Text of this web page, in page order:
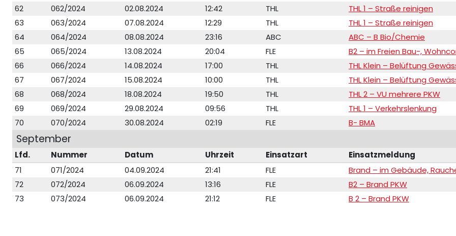
62
062/2024 02.08.2024 12:42 THL
THL 1 – Straße reinigen
63
063/2024 07.08.2024 12:29 THL
THL 1 – Straße reinigen
64
064/2024 08.08.2024 23:16 ABC
ABC – B Bio/Chemie
65
065/2024 13.08.2024 20:04 FLE
B2 – im Freien Bau-,
66
066/2024 14.08.2024 17:00 THL
THL Klein – Belüftung
67
067/2024 15.08.2024 10:00 THL
THL Klein – Belüftung
68
068/2024 18.08.2024 19:50 THL
THL 2 – VU mehrere PKW
69
069/2024 29.08.2024 09:56 THL
THL 1 – Verkehrslenkung
70
070/2024 30.08.2024 02:19 FLE B- BMA
September
Lfd. Nummer Datum Uhrzeit Einsatzart
Einsatzmeldung
71
071/2024 04.09.2024 21:41 FLE
Brand – im Gebäude,
72
072/2024 06.09.2024 13:16 FLE
B2 – Brand PKW
73
073/2024 06.09.2024 21:12 FLE B 2 – Brand PKW